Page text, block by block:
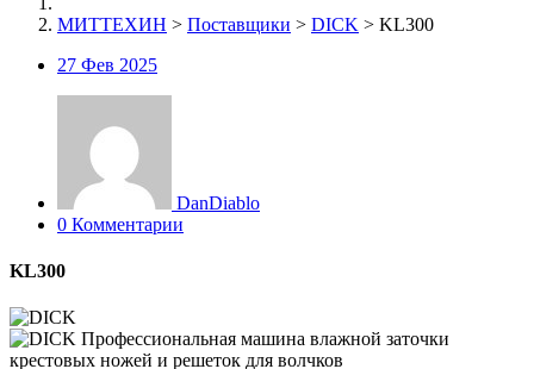
МИТТЕХИН > Поставщики > DICK > KL300
27 Фев 2025
DanDiablo
0 Комментарии
KL300